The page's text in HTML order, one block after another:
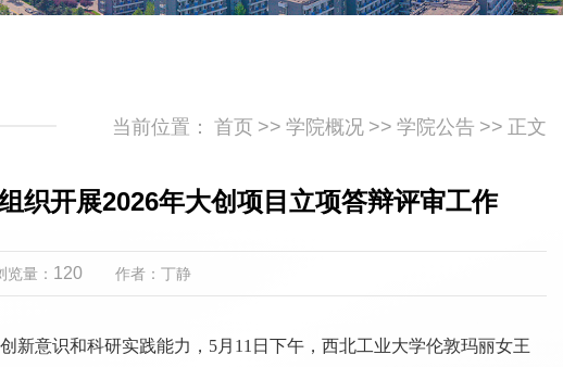
当前位置： 首页 >> 学院概况 >> 学院公告 >> 正文
织开展2026年大创项目立项答辩评审工作
览量： 120 作者：丁静
新意识和科研实践能力，5月11日下午，西北工业大学伦敦玛丽女王